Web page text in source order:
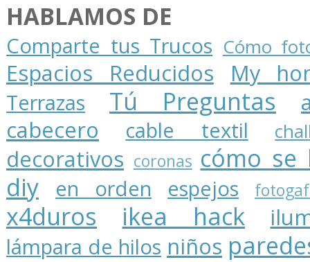
HABLAMOS DE
Comparte tus Trucos Cómo
Espacios Reducidos My
Terrazas Tú Preguntas
cabecero
cable textil
decorativos coronas cómo se
diy
en orden espejos
x4duros ikea hack
lámpara de hilos niños